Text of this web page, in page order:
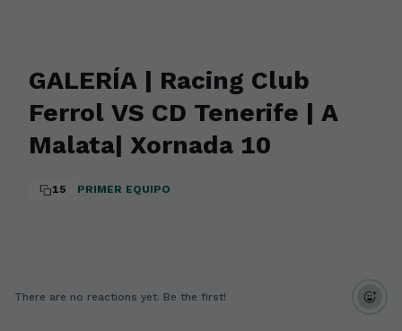
GALERÍA | Racing Club
Ferrol VS CD Tenerife | A
Malata| Xornada 10
15 PRIMER EQUIPO
There are no reactions yet. Be the first!